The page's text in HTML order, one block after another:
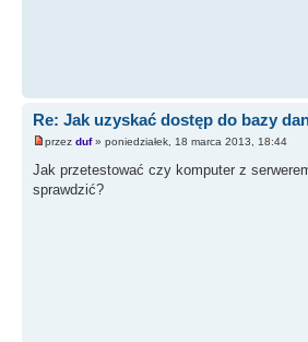
Re: Jak uzyskać dostęp do bazy
przez duf» poniedziałek, 18 marca 2013, 18:44
Jak przetestować czy komputer z
sprawdzić?